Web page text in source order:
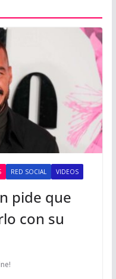
RED SOCIAL VIDEOS
pide que
con su